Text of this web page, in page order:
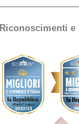
Riconoscimenti e